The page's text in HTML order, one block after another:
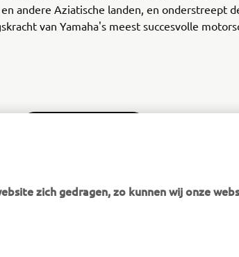
andere Aziatische landen, en onderstreept
van Yamaha's meest succesvolle
zich gedragen, zo kunnen wij onze